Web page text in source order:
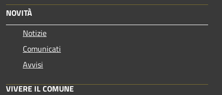
NOVITÀ
Notizie
Comunicati
Avvisi
VIVERE IL COMUNE